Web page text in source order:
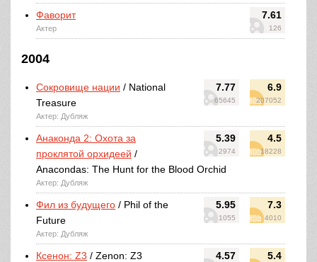
7.61
126
Фаворит
Актер
2004
7.77
65645
6.9
207052
Сокровище нации / National
Treasure
Актер: Дубляж
5.39
2974
4.5
18228
Анаконда 2: Охота за
проклятой орхидеей /
Anacondas: The Hunt for the Blood Orchid
Актер: Дубляж
5.95
1055
7.3
4010
Фил из будущего / Phil of the
Future
Актер: Дубляж
4.57 5.4
Ксенон: Z3 / Zenon: Z3